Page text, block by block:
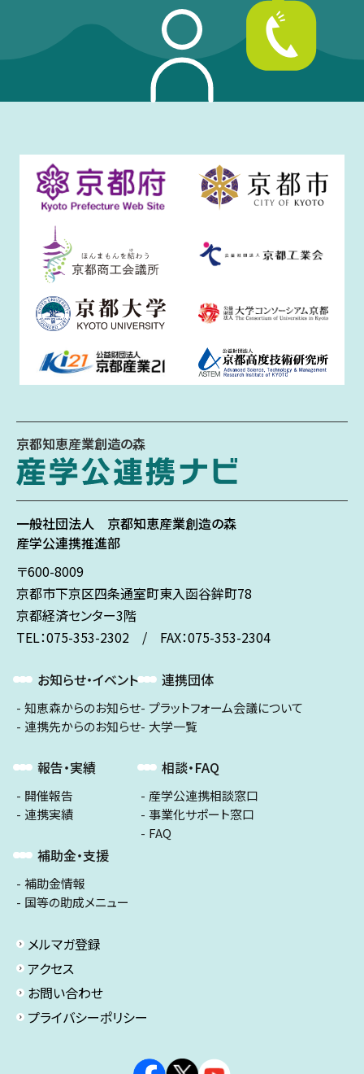
京都知恵産業創造の森
一般社団法人 京都知恵産業創造の森
産学公連携推進部
〒600-8009
京都市下京区四条通室町東入函谷鉾町78
京都経済センター3階
TEL：075-353-2302 / FAX：075-353-2304
お知らせ・イベント
知恵森からのお知らせ
連携先からのお知らせ
報告・実績
開催報告
連携実績
補助金・支援
補助金情報
国等の助成メニュー
連携団体
プラットフォーム会議について
大学一覧
相談・FAQ
産学公連携相談窓口
事業化サポート窓口
FAQ
メルマガ登録
アクセス
お問い合わせ
プライバシーポリシー